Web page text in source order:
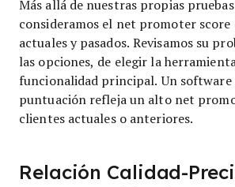
Más allá de nuestras propias
consideramos el net promoter score
actuales y pasados. Revisamos su
las opciones, de elegir la
funcionalidad principal. Un software
puntuación refleja un alto net
clientes actuales o anteriores.
Relación Calidad-